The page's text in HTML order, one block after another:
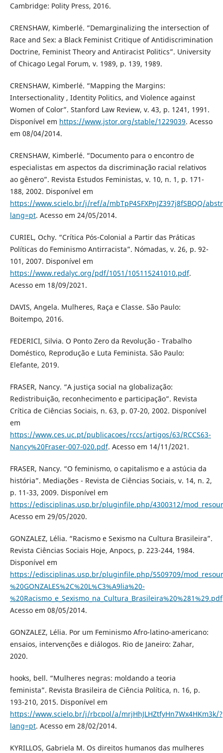
Cambridge: Polity Press, 2016.
CRENSHAW, Kimberlé. “Demarginalizing the intersection of
Race and Sex: a Black Feminist Critique of Antidiscrimination
Doctrine, Feminist Theory and Antiracist Politics”. University
of Chicago Legal Forum, v. 1989, p. 139, 1989.
CRENSHAW, Kimberlé. “Mapping the Margins:
Intersectionality , Identity Politics, and Violence against
Women of Color”. Stanford Law Review, v. 43, p. 1241, 1991.
Disponível em https://www.jstor.org/stable/1229039. Acesso
em 08/04/2014.
CRENSHAW, Kimberlé. “Documento para o encontro de
especialistas em aspectos da discriminação racial relativos
ao gênero”. Revista Estudos Feministas, v. 10, n. 1, p. 171-
188, 2002. Disponível em
https://www.scielo.br/j/ref/a/mbTpP4SFXPnJZ397j8fSBQQ/
lang=pt. Acesso em 24/05/2014.
CURIEL, Ochy. “Crítica Pós-Colonial a Partir das Práticas
Políticas do Feminismo Antirracista”. Nómadas, v. 26, p. 92-
101, 2007. Disponível em
https://www.redalyc.org/pdf/1051/105115241010.pdf.
Acesso em 18/09/2021.
DAVIS, Angela. Mulheres, Raça e Classe. São Paulo:
Boitempo, 2016.
FEDERICI, Silvia. O Ponto Zero da Revolução - Trabalho
Doméstico, Reprodução e Luta Feminista. São Paulo:
Elefante, 2019.
FRASER, Nancy. “A justiça social na globalização:
Redistribuição, reconhecimento e participação”. Revista
Crítica de Ciências Sociais, n. 63, p. 07-20, 2002. Disponível
em
https://www.ces.uc.pt/publicacoes/rccs/artigos/63/RCCS63-
Nancy%20Fraser-007-020.pdf. Acesso em 14/11/2021.
FRASER, Nancy. “O feminismo, o capitalismo e a astúcia da
história”. Mediações - Revista de Ciências Sociais, v. 14, n. 2,
p. 11-33, 2009. Disponível em
https://edisciplinas.usp.br/pluginfile.php/4300312/
Acesso em 29/05/2020.
GONZALEZ, Lélia. “Racismo e Sexismo na Cultura Brasileira”.
Revista Ciências Sociais Hoje, Anpocs, p. 223-244, 1984.
Disponível em
https://edisciplinas.usp.br/pluginfile.php/5509709/
%20GONZALES%2C%20L%C3%A9lia%20-
%20Racismo_e_Sexismo_na_Cultura_Brasileira%20%281%29.pdf
Acesso em 08/05/2014.
GONZALEZ, Lélia. Por um Feminismo Afro-latino-americano:
ensaios, intervenções e diálogos. Rio de Janeiro: Zahar,
2020.
hooks, bell. “Mulheres negras: moldando a teoria
feminista”. Revista Brasileira de Ciência Política, n. 16, p.
193-210, 2015. Disponível em
https://www.scielo.br/j/rbcpol/a/mrjHhJLHZtfyHn7Wx4HKm3k/?
lang=pt. Acesso em 28/02/2014.
KYRILLOS, Gabriela M. Os direitos humanos das mulheres